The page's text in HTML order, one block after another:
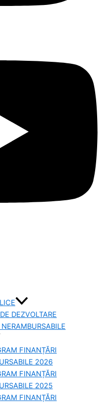
DEZVOLTARE
FINANȚĂRI
2026
FINANȚĂRI
2025
FINANȚĂRI